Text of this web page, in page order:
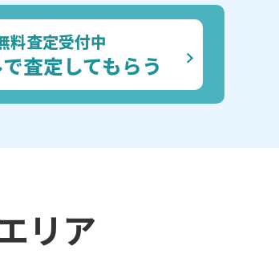
料査定受付中
査定してもらう
リア